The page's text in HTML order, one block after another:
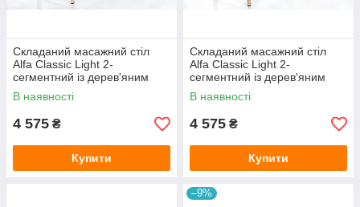
Складаний масажний стіл
Alfa Classic Light 2-
сегментний із дерев'яним
каркасом, ширина 60 см
В наявності
4 575 ₴
Купити
Складаний масажний стіл
Alfa Classic Light 2-
сегментний із дерев'яним
каркасом, ширина 60 см
В наявності
4 575 ₴
Купити
–9%